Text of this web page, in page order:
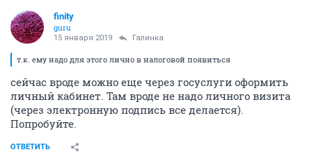
finity
guru
15 января 2019 Галинка
т.к. ему надо для этого лично в налоговой появиться
сейчас вроде можно еще через госуслуги оформить
личный кабинет. Там вроде не надо личного визита
(через электронную подпись все делается).
Попробуйте.
ОТВЕТИТЬ